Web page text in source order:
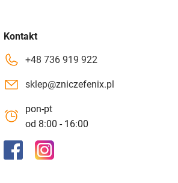
Kontakt
+48 736 919 922
sklep@zniczefenix.pl
pon-pt
od 8:00 - 16:00